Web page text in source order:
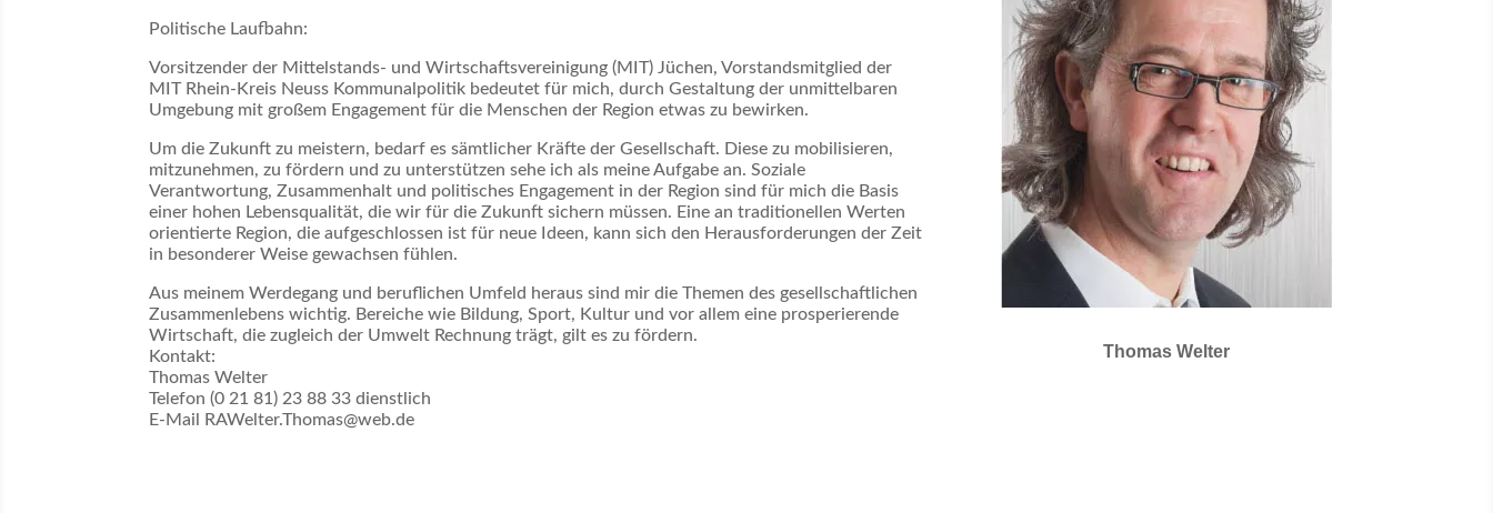
Politische Laufbahn:
Vorsitzender der Mittelstands- und Wirtschaftsvereinigung (MIT) Jüchen, Vorstandsmitglied der
MIT Rhein-Kreis Neuss Kommunalpolitik bedeutet für mich, durch Gestaltung der unmittelbaren
Umgebung mit großem Engagement für die Menschen der Region etwas zu bewirken.
Um die Zukunft zu meistern, bedarf es sämtlicher Kräfte der Gesellschaft. Diese zu mobilisieren,
mitzunehmen, zu fördern und zu unterstützen sehe ich als meine Aufgabe an. Soziale
Verantwortung, Zusammenhalt und politisches Engagement in der Region sind für mich die Basis
einer hohen Lebensqualität, die wir für die Zukunft sichern müssen. Eine an traditionellen Werten
orientierte Region, die aufgeschlossen ist für neue Ideen, kann sich den Herausforderungen der Zeit
in besonderer Weise gewachsen fühlen.
Aus meinem Werdegang und beruflichen Umfeld heraus sind mir die Themen des gesellschaftlichen
Zusammenlebens wichtig. Bereiche wie Bildung, Sport, Kultur und vor allem eine prosperierende
Wirtschaft, die zugleich der Umwelt Rechnung trägt, gilt es zu fördern.
Kontakt:
Thomas Welter
Telefon (0 21 81) 23 88 33 dienstlich
E-Mail RAWelter.Thomas@web.de
Thomas Welter